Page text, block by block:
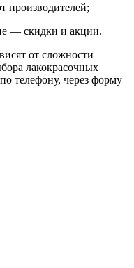
производителей;
— скидки и акции.
от сложности
лакокрасочных
телефону, через форму